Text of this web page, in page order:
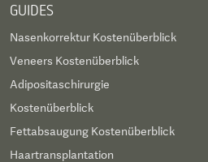
GUIDES
Nasenkorrektur Kostenüberblick
Veneers Kostenüberblick
Adipositaschirurgie
Kostenüberblick
Fettabsaugung Kostenüberblick
Haartransplantation